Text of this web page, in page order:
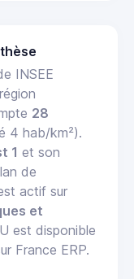
INSEE
28
4 hab/km²).
1 et son
de
actif sur
et
est disponible
France ERP.